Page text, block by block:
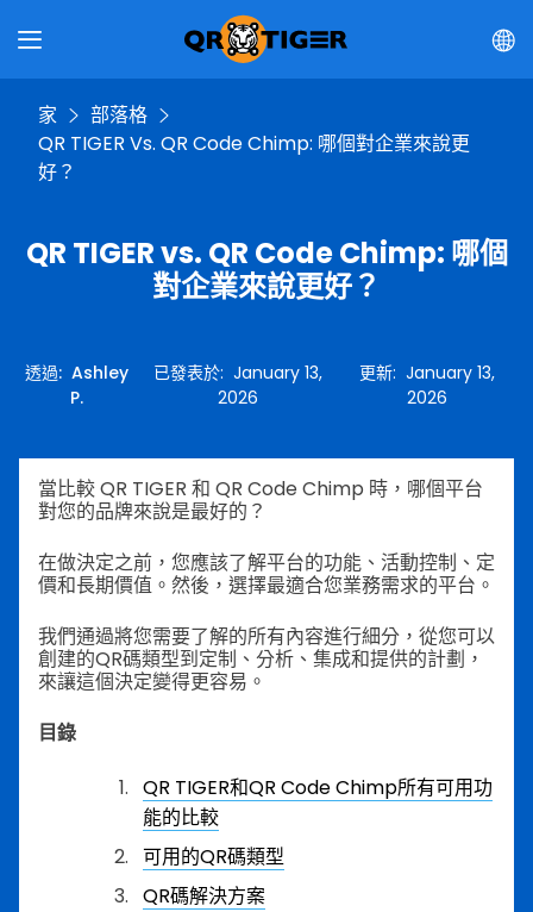
家
部落格
QR TIGER Vs. QR Code Chimp: 哪個對企業來說更
好？
QR TIGER vs. QR Code Chimp: 哪個
對企業來說更好？
透過:Ashley
P.
已發表於:January 13,
2026
更新:January 13,
2026
當比較 QR TIGER 和 QR Code Chimp 時，哪個平台
對您的品牌來說是最好的？
在做決定之前，您應該了解平台的功能、活動控制、定
價和長期價值。然後，選擇最適合您業務需求的平台。
我們通過將您需要了解的所有內容進行細分，從您可以
創建的QR碼類型到定制、分析、集成和提供的計劃，
來讓這個決定變得更容易。
目錄
QR TIGER和QR Code Chimp所有可用功
能的比較
可用的QR碼類型
QR碼解決方案